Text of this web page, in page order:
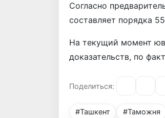
Согласно
составляет порядка
На текущий момент
доказательств, по
Поделиться:
#Ташкент #Таможня